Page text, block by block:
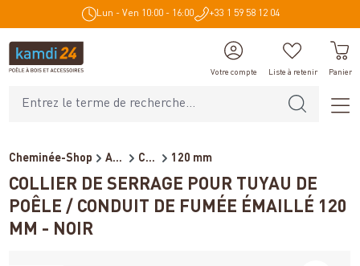
principal Lun - Ven 10:00 - 16:00 +33 1 59 58 12 04
Votre compte Liste à retenir Panier
Cheminée-Shop Accessoires de cheminée Conduits de fumée pour poêl... 120 mm
COLLIER DE SERRAGE POUR TUYAU DE
POÊLE / CONDUIT DE FUMÉE ÉMAILLÉ 120
MM - NOIR